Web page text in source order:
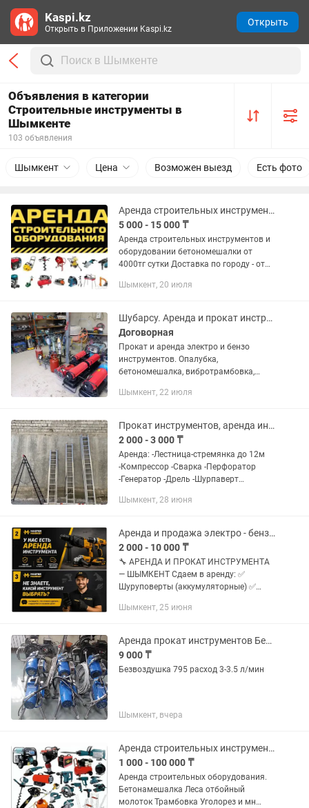
Объявления в категории
Строительные инструменты в
Шымкенте
103 объявления
Шымкент Цена Возможен выезд Есть фото
Аренда строительных инструментов и оборудования бетоносмеситель
5 000 - 15 000 ₸
Аренда строительных инструментов и
оборудовании бетономешалки от
4000тг сутки Доставка по городу - от
(бетономешалка)160 л •
л •...
Шымкент, 20 июля
Шубарсу. Аренда и прокат инструментов.
Договорная
Прокат и аренда электро и бензо
инструментов. Опалубка,
бетономешалка, вибротрамбовка,
шоп оратын, мотокоса, перфоратор,
пчелка,...
Шымкент, 22 июля
Прокат инструментов, аренда инструментов, стремянка, генератор, краскопульт
2 000 - 3 000 ₸
Аренда: -Лестница-стремянка до 12м
-Компрессор -Сварка -Перфоратор
-Генератор -Дрель -Шурпаверт
фен -Лазерный Уровень -Пушка
Шымкент, 28 июня
Аренда и продажа электро - бензо инструмента. Отбойный молоток
2 000 - 10 000 ₸
🔧 АРЕНДА И ПРОКАТ ИНСТРУМЕНТА
— ШЫМКЕНТ Сдаем в аренду: ✅
Шуруповерты (аккумуляторные) ✅
Болгарки / УШМ (125, 180, 230 мм) ✅
потолков...
Шымкент, 25 июня
Аренда прокат инструментов Безвоздушный краскораспылитель
9 000 ₸
Безвоздушка 795 расход 3-3.5 л/мин
Шымкент, вчера
Аренда строительных инструментов
1 000 - 100 000 ₸
Аренда строительных оборудования.
Бетонамешалка Леса отбойный
молоток Трамбовка Уголорез и мн
Kaspi.kz
Открыть в Приложении Kaspi.kz
Открыть